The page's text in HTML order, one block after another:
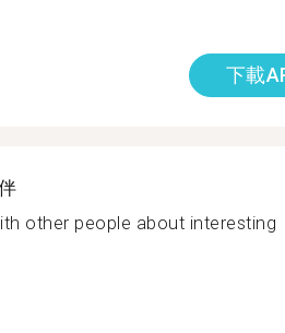
下載
other people about interesting